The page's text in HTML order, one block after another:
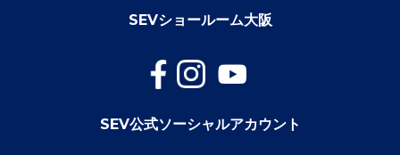
SEVショールーム大阪
SEV公式ソーシャルアカウント